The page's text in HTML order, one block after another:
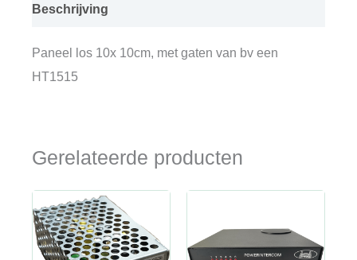
Beschrijving
Paneel los 10x 10cm, met gaten van bv een
HT1515
Gerelateerde producten